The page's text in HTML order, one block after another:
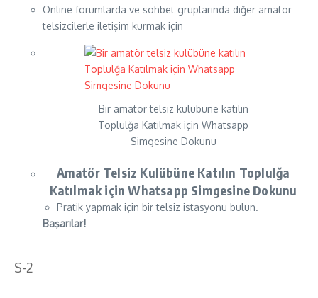
Online forumlarda ve sohbet gruplarında diğer amatör
telsizcilerle iletişim kurmak için
Bir amatör telsiz kulübüne katılın
Toplulğa Katılmak için Whatsapp
Simgesine Dokunu
Amatör Telsiz Kulübüne Katılın Toplulğa
Katılmak için Whatsapp Simgesine Dokunu
Pratik yapmak için bir telsiz istasyonu bulun.
Başarılar!
S-2